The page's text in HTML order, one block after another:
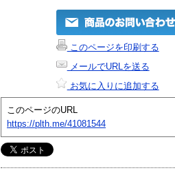
このページを印刷する
メールでURLを送る
お気に入りに追加する
このページのURL
https://plth.me/41081544